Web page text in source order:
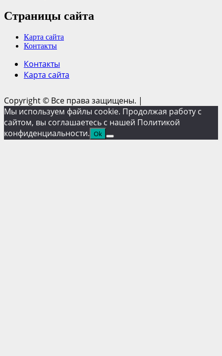
Страницы сайта
Карта сайта
Контакты
Контакты
Карта сайта
Copyright © Все права защищены. |
Мы используем файлы cookie. Продолжая работу с
сайтом, вы соглашаетесь с нашей Политикой
конфиденциальности. Ok